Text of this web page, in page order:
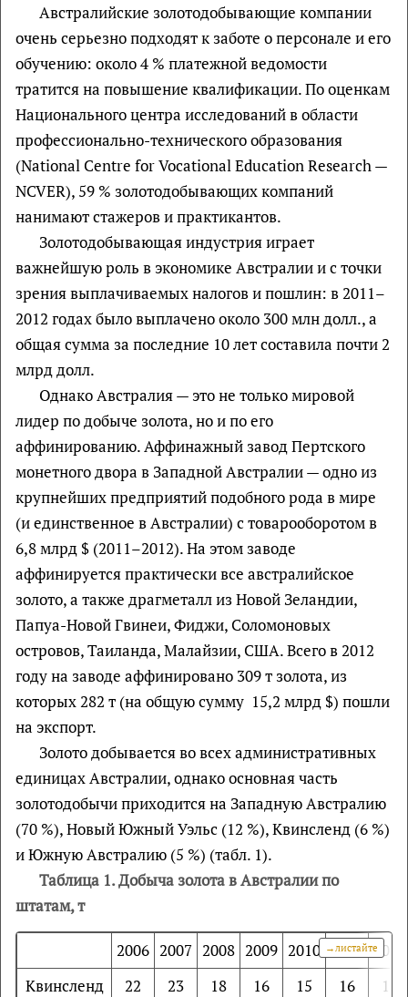
Австралийские золотодобывающие компании
очень серьезно подходят к заботе о персонале и его
обучению: около 4 % платежной ведомости
тратится на повышение квалификации. По оценкам
Национального центра исследований в области
профессионально-технического образования
(National Centre for Vocational Education Research —
NCVER), 59 % золотодобывающих компаний
нанимают стажеров и практикантов.
Золотодобывающая индустрия играет
важнейшую роль в экономике Австралии и с точки
зрения выплачиваемых налогов и пошлин: в 2011–
2012 годах было выплачено около 300 млн долл., а
общая сумма за последние 10 лет составила почти 2
млрд долл.
Однако Австралия — это не только мировой
лидер по добыче золота, но и по его
аффинированию. Аффинажный завод Пертского
монетного двора в Западной Австралии — одно из
крупнейших предприятий подобного рода в мире
(и единственное в Австралии) с товарооборотом в
6,8 млрд $ (2011–2012). На этом заводе
аффинируется практически все австралийское
золото, а также драгметалл из Новой Зеландии,
Папуа-Новой Гвинеи, Фиджи, Соломоновых
островов, Таиланда, Малайзии, США. Всего в 2012
году на заводе аффинировано 309 т золота, из
которых 282 т (на общую сумму 15,2 млрд $) пошли
на экспорт.
Золото добывается во всех административных
единицах Австралии, однако основная часть
золотодобычи приходится на Западную Австралию
(70 %), Новый Южный Уэльс (12 %), Квинсленд (6 %)
и Южную Австралию (5 %) (табл. 1).
Таблица 1. Добыча золота в Австралии по
штатам, т
2006 2007 2008 2009 2010 2011 2012
Квинсленд
22 23 18 16 15 16
15